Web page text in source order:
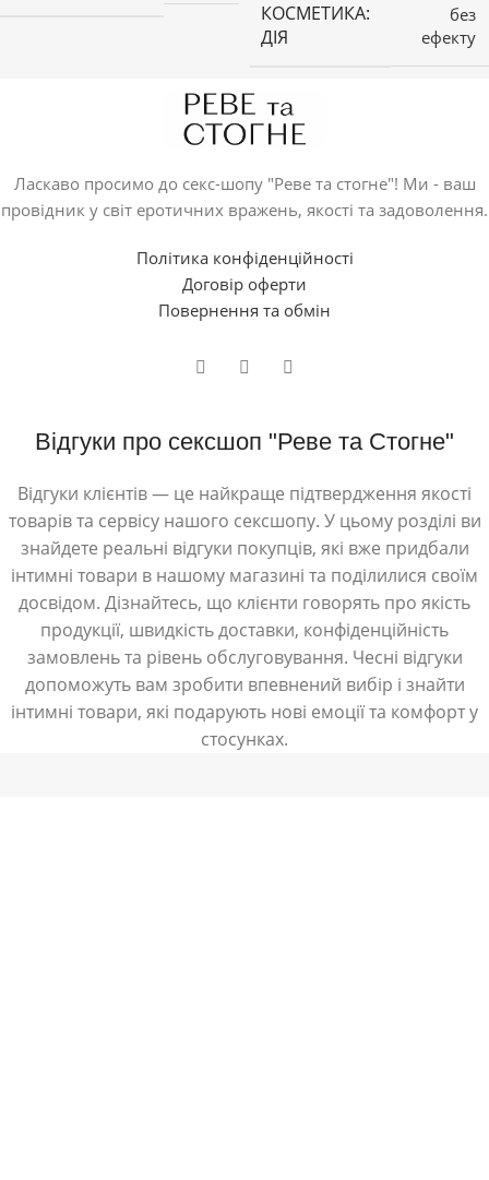
КОСМЕТИКА:
ДІЯ
без
ефекту
Ласкаво просимо до секс-шопу "Реве та стогне"! Ми - ваш
провідник у світ еротичних вражень, якості та задоволення.
Політика конфіденційності
Договір оферти
Повернення та обмін
Відгуки про сексшоп "Реве та Стогне"
Відгуки клієнтів — це найкраще підтвердження якості
товарів та сервісу нашого сексшопу. У цьому розділі ви
знайдете реальні відгуки покупців, які вже придбали
інтимні товари в нашому магазині та поділилися своїм
досвідом. Дізнайтесь, що клієнти говорять про якість
продукції, швидкість доставки, конфіденційність
замовлень та рівень обслуговування. Чесні відгуки
допоможуть вам зробити впевнений вибір і знайти
інтимні товари, які подарують нові емоції та комфорт у
стосунках.